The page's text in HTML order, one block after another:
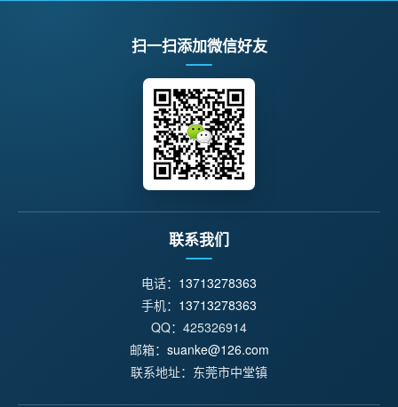
扫一扫添加微信好友
联系我们
电话： 13713278363
手机： 13713278363
QQ：425326914
邮箱： suanke@126.com
联系地址：东莞市中堂镇